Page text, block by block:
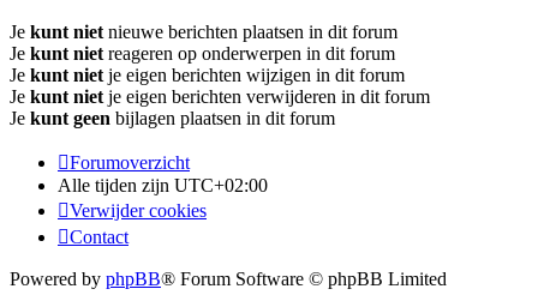
Je kunt niet nieuwe berichten plaatsen in dit forum
Je kunt niet reageren op onderwerpen in dit forum
Je kunt niet je eigen berichten wijzigen in dit forum
Je kunt niet je eigen berichten verwijderen in dit forum
Je kunt geen bijlagen plaatsen in dit forum
Forumoverzicht
Alle tijden zijn UTC+02:00
Verwijder cookies
Contact
Powered by phpBB® Forum Software © phpBB Limited